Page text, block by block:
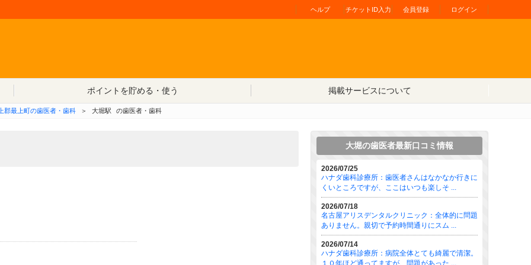
ヘルプ チケットID入力 会員登録 ログイン
ポイントを貯める・使う
掲載サービスについて
郡最上町の歯医者・歯科 ＞ 大堀駅 の歯医者・歯科
大堀の歯医者最新口コミ情報
2026/07/25
ハナダ歯科診療所：歯医者さんはなかなか行きに
くいところですが、ここはいつも楽しそ ...
2026/07/18
名古屋アリスデンタルクリニック：全体的に問題
ありません。親切で予約時間通りにスム ...
2026/07/14
ハナダ歯科診療所：病院全体とても綺麗で清潔。